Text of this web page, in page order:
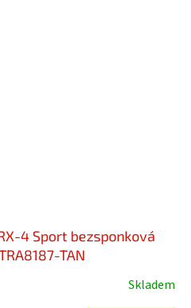
4 Sport bezsponková
TAN
Skladem